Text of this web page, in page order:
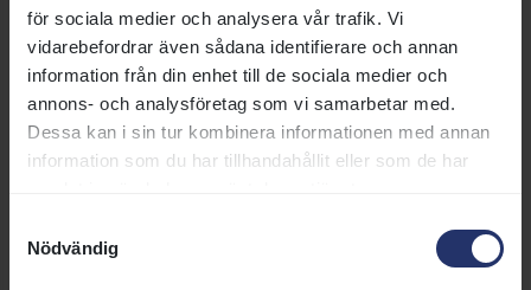
för sociala medier och analysera vår trafik. Vi
vidarebefordrar även sådana identifierare och annan
information från din enhet till de sociala medier och
annons- och analysföretag som vi samarbetar med.
Dessa kan i sin tur kombinera informationen med annan
information som du har tillhandahållit eller som de har
Nödvändig
galoppsporten tillsammans med
vänner eller hela familjen.
Oavsett om du besöker oss för
första gången eller är en
återkommande gäst hoppas vi
att du ska få en härlig dag hos